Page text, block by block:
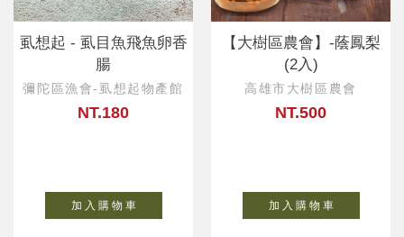
虱想起 - 虱目魚飛魚卵香
腸
彌陀區漁會-虱想起物產館
NT.180
加 入 購 物 車
【大樹區農會】-蔭鳳梨
(2入)
高雄市大樹區農會
NT.500
加 入 購 物 車